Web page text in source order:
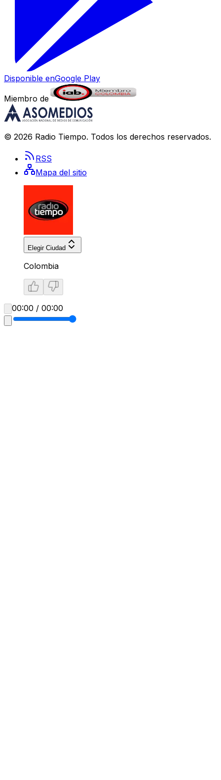
Disponible enGoogle Play
Miembro de
© 2026 Radio Tiempo. Todos los derechos reservados.
RSS
Mapa del sitio
Elegir Ciudad
Colombia
00:00 / 00:00